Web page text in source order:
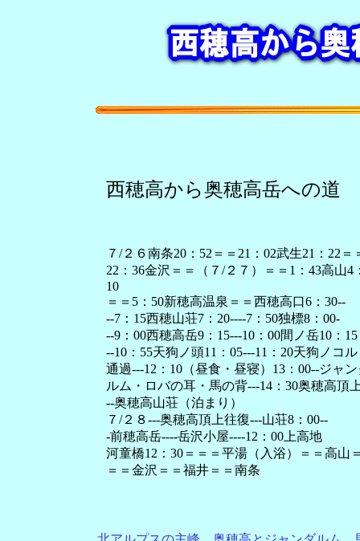
西穂高から奥穂高岳への道
７/２６南条20：52＝＝21：02武生21：22＝
22：36金沢＝＝（７/２７）＝＝1：43高山4
10
＝＝5：50新穂高温泉＝＝西穂高口6：30--
--7：15西穂山荘7：20----7：50独標8：00-
--9：00西穂高岳9：15---10：00間ノ岳10：15
--10：55天狗ノ頭11：05---11：20天狗ノコル
通過---12：10（昼食・昼寝）13：00--ジャ
ルム・ロバの耳・馬の背---14：30奥穂高頂
--奥穂高山荘（泊まり）
７/２８---奥穂高頂上往復---山荘8：00--
-前穂高岳----岳沢小屋----12：00上高地
河童橋12：30＝＝＝平湯（入浴）＝＝高山
＝＝金沢＝＝福井＝＝南条